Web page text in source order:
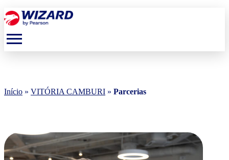
menu
Início » VITÓRIA CAMBURI » Parcerias